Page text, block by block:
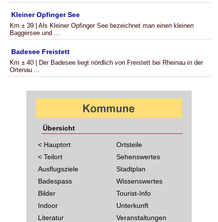
Kleiner Opfinger See
Km ± 39 | Als Kleiner Opfinger See bezeichnet man einen kleinen
Baggersee und ...
Badesee Freistett
Km ± 40 | Der Badesee liegt nördlich von Freistett bei Rheinau in der
Ortenau ...
Übersicht
< Hauptort
< Teilort
Ausflugsziele
Badespass
Bilder
Indoor
Literatur
Ortsteile
Sehenswertes
Stadtplan
Wissenswertes
Tourist-Info
Unterkunft
Veranstaltungen